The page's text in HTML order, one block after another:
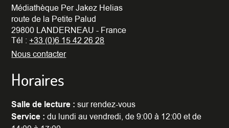
Médiathèque Per Jakez Helias
route de la Petite Palud
29800 LANDERNEAU - France
Tél :+33 (0)6 15 42 26 28
Nous contacter
Horaires
Salle de lecture : sur rendez-vous
Service : du lundi au vendredi, de 9:00 à 12:00 et de